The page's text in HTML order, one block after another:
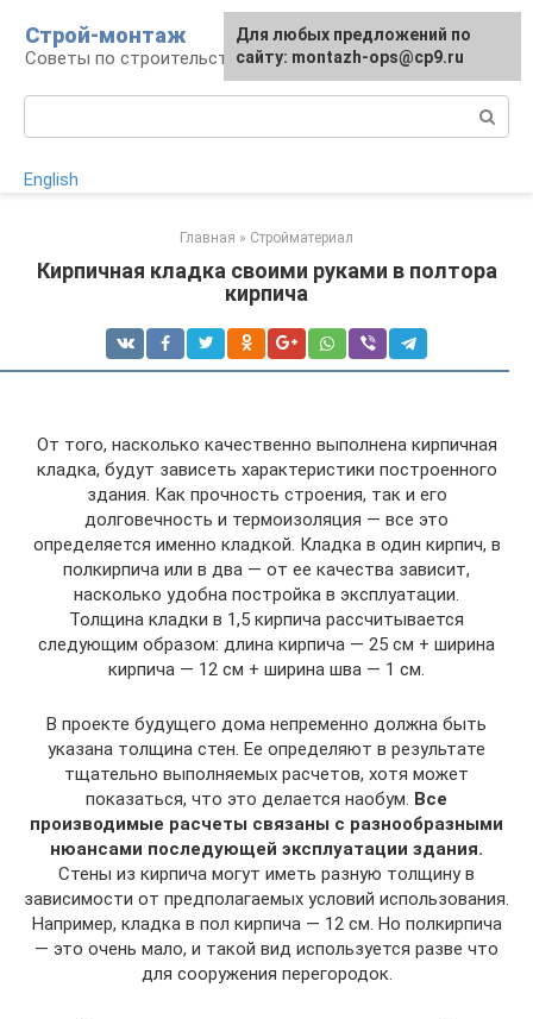
контенту
Строй-монтаж
Советы по строительству
English
Главная » Стройматериал
Кирпичная кладка своими руками в полтора
кирпича
От того, насколько качественно выполнена кирпичная
кладка, будут зависеть характеристики построенного
здания. Как прочность строения, так и его
долговечность и термоизоляция — все это
определяется именно кладкой. Кладка в один кирпич, в
полкирпича или в два — от ее качества зависит,
насколько удобна постройка в эксплуатации.
Толщина кладки в 1,5 кирпича рассчитывается
следующим образом: длина кирпича — 25 см + ширина
кирпича — 12 см + ширина шва — 1 см.
В проекте будущего дома непременно должна быть
указана толщина стен. Ее определяют в результате
тщательно выполняемых расчетов, хотя может
показаться, что это делается наобум. Все
производимые расчеты связаны с разнообразными
нюансами последующей эксплуатации здания.
Стены из кирпича могут иметь разную толщину в
зависимости от предполагаемых условий использования.
Например, кладка в пол кирпича — 12 см. Но полкирпича
— это очень мало, и такой вид используется разве что
для сооружения перегородок.
Для любых предложений по
сайту: montazh-ops@cp9.ru